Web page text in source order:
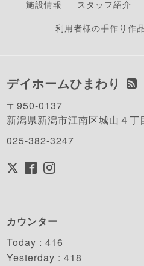
施設情報
スタッフ紹介
利用者様の手作り作品
デイホームひまわり
〒950-0137
新潟県新潟市江南区城山４丁
025-382-3247
カウンター
Today :416
Yesterday :418